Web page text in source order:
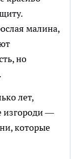
малина,
но
лет,
изгороди —
которые